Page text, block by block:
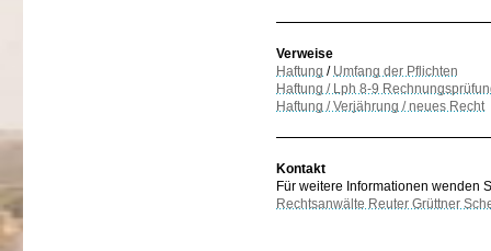
Verweise
Haftung / Umfang der Pflichten
Haftung / Lph 8-9
Haftung / Verjährung / neues Recht
Kontakt
Für weitere Informationen wenden
Rechtsanwälte Reuter Grüttner